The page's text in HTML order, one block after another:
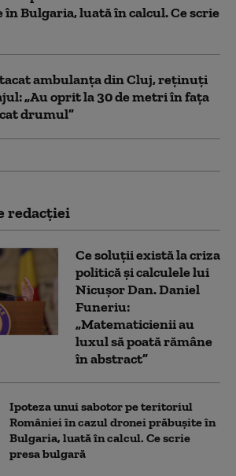
Bulgaria, luată în calcul. Ce scrie
ambulanța din Cluj, reținuți
„Au oprit la 30 de metri în fața
drumul”
redacţiei
Ce soluții există la criza
politică și calculele lui
Nicușor Dan. Daniel
Funeriu:
„Matematicienii au
luxul să poată rămâne
în abstract”
Ipoteza unui sabotor pe teritoriul
României în cazul dronei prăbușite în
Bulgaria, luată în calcul. Ce scrie
presa bulgară